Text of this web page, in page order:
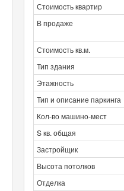
Стоимость квартир
В продаже
Стоимость кв.м.
Тип здания
Этажность
Тип и описание паркинга
Кол-во машино-мест
S кв. общая
Застройщик
Высота потолков
Отделка